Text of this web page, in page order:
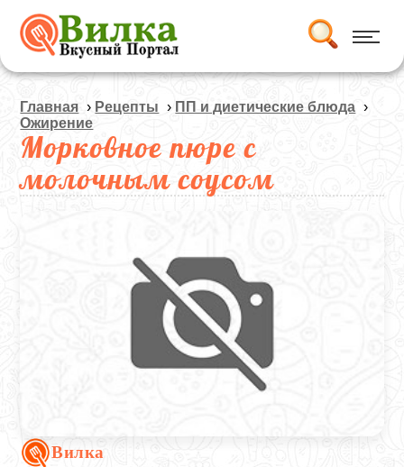
Главная › Рецепты › ПП и диетические блюда ›
Ожирение
Морковное пюре с
молочным соусом
Вилка